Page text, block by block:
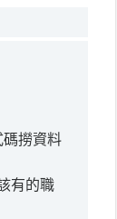
撈資料
有的職